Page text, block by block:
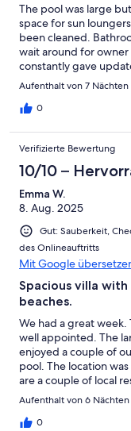
The pool was large
space for sun
been cleaned.
wait around for
constantly gave
friendly. Not a
closest town a bit run
Aufenthalt von 7
0
Verifizierte Bewertung
10/10 –
Emma W.
8. Aug. 2025
Gut: Sauberkeit,
des Onlineauftritts
Mit Google
Spacious villa
beaches.
We had a great week.
well appointed. The
enjoyed a couple of
pool. The location
are a couple of local
walk and lots more on
Gabriele was very
but with one
Aufenthalt von 6
0